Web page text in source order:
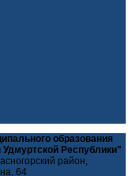
образования
Республики"
район,
64